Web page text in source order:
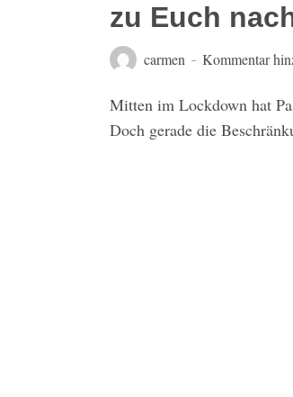
zu Euch
carmen Kommentar
Mitten im Lockdown hat
Doch gerade die